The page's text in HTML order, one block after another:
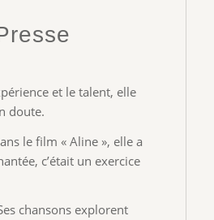
et le talent, elle
doute.
le film « Aline », elle a
c’était un exercice
chansons explorent